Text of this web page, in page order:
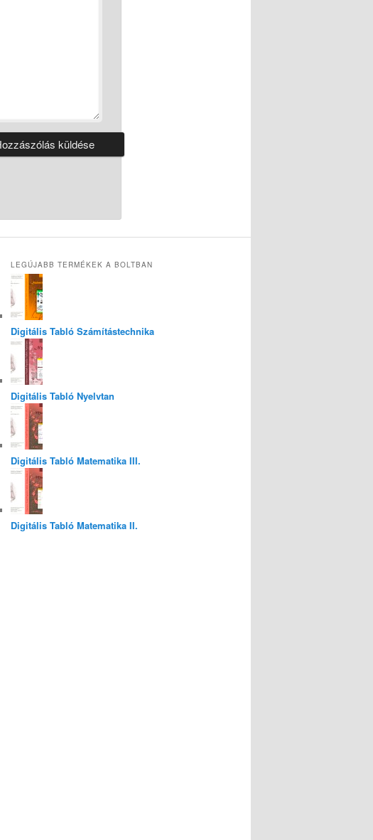
LEGÚJABB TERMÉKEK A BOLTBAN
Digitális Tabló Számítástechnika
Digitális Tabló Nyelvtan
Digitális Tabló Matematika III.
Digitális Tabló Matematika II.